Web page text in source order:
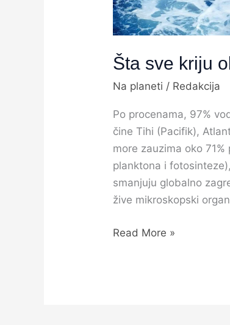
Šta sve kriju
Na planeti / Redakcija
Po procenama, 97%
čine Tihi (Pacifik),
more zauzima oko
planktona i
smanjuju globalno
žive mikroskopski
Read More »